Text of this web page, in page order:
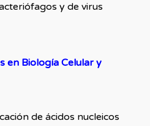
y de virus
en Biología Celular y
de ácidos nucleicos